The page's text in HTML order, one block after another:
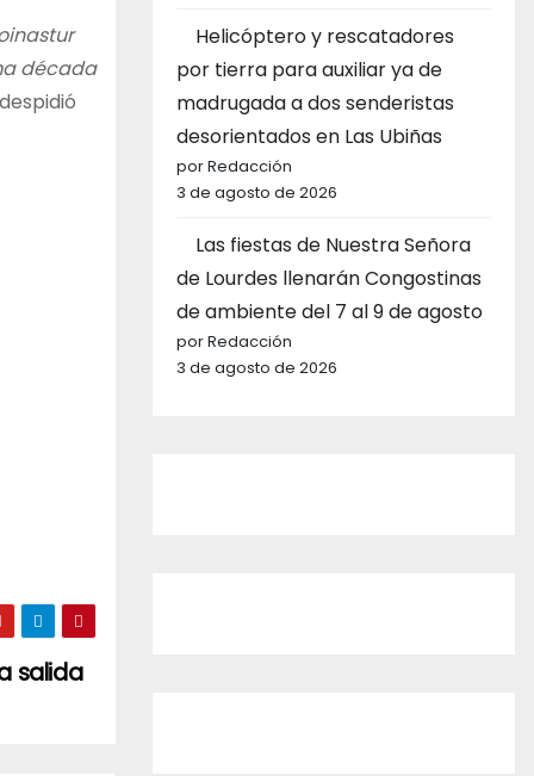
década
salida
Helicóptero y rescatadores
por tierra para auxiliar ya de
madrugada a dos senderistas
desorientados en Las Ubiñas
por Redacción
3 de agosto de 2026
Las fiestas de Nuestra Señora
de Lourdes llenarán Congostinas
de ambiente del 7 al 9 de agosto
por Redacción
3 de agosto de 2026